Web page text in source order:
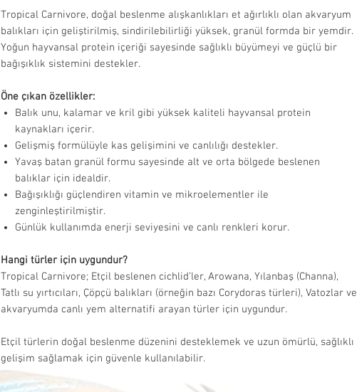
Tropical Carnivore, doğal beslenme alışkanlıkları et ağırlıklı olan akvaryum
balıkları için geliştirilmiş, sindirilebilirliği yüksek, granül formda bir yemdir.
Yoğun hayvansal protein içeriği sayesinde sağlıklı büyümeyi ve güçlü bir
bağışıklık sistemini destekler.
Öne çıkan özellikler:
Balık unu, kalamar ve kril gibi yüksek kaliteli hayvansal protein
kaynakları içerir.
Gelişmiş formülüyle kas gelişimini ve canlılığı destekler.
Yavaş batan granül formu sayesinde alt ve orta bölgede beslenen
balıklar için idealdir.
Bağışıklığı güçlendiren vitamin ve mikroelementler ile
zenginleştirilmiştir.
Günlük kullanımda enerji seviyesini ve canlı renkleri korur.
Hangi türler için uygundur?
Tropical Carnivore; Etçil beslenen cichlid’ler, Arowana, Yılanbaş (Channa),
Tatlı su yırtıcıları, Çöpçü balıkları (örneğin bazı Corydoras türleri), Vatozlar ve
akvaryumda canlı yem alternatifi arayan türler için uygundur.
Etçil türlerin doğal beslenme düzenini desteklemek ve uzun ömürlü, sağlıklı
gelişim sağlamak için güvenle kullanılabilir.